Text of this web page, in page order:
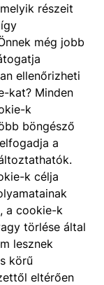
található.
részeit
még jobb
ellenőrizheti
kat? Minden
k
böngésző
a
k célja
a cookie-k
törlése által
lesznek
körű
eltérően